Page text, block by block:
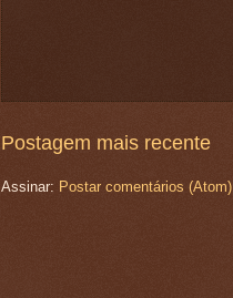
Postagem mais recente
Assinar: Postar comentários (Atom)